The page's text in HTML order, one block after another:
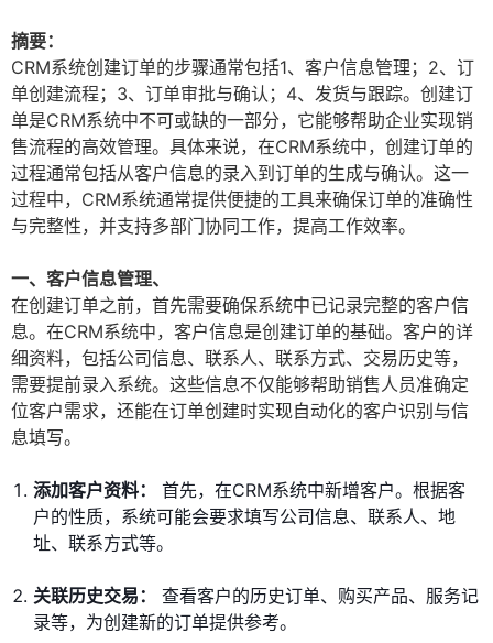
摘要：
CRM系统创建订单的步骤通常包括1、客户信息管理；2、订
单创建流程；3、订单审批与确认；4、发货与跟踪。创建订
单是CRM系统中不可或缺的一部分，它能够帮助企业实现销
售流程的高效管理。具体来说，在CRM系统中，创建订单的
过程通常包括从客户信息的录入到订单的生成与确认。这一
过程中，CRM系统通常提供便捷的工具来确保订单的准确性
与完整性，并支持多部门协同工作，提高工作效率。
一、客户信息管理、
在创建订单之前，首先需要确保系统中已记录完整的客户信
息。在CRM系统中，客户信息是创建订单的基础。客户的详
细资料，包括公司信息、联系人、联系方式、交易历史等，
需要提前录入系统。这些信息不仅能够帮助销售人员准确定
位客户需求，还能在订单创建时实现自动化的客户识别与信
息填写。
添加客户资料：
首先，在CRM系统中新增客户。根据客
户的性质，系统可能会要求填写公司信息、联系人、地
址、联系方式等。
关联历史交易：
查看客户的历史订单、购买产品、服务记
录等，为创建新的订单提供参考。